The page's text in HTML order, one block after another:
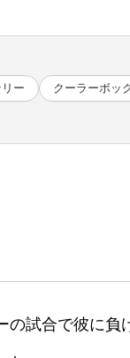
ー クーラーボッ
試合で彼に負